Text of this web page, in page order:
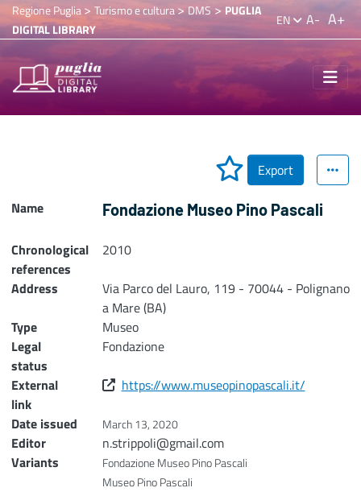
Regione Puglia> Turismo e cultura>DMS > PUGLIA
DIGITAL LIBRARY
EN A- A+
Export
Name
Fondazione Museo Pino Pascali
Chronological
references
2010
Address
Via Parco del Lauro, 119 - 70044 - Polignano
a Mare (BA)
Type
Museo
Legal
status
Fondazione
External
link
https://www.museopinopascali.it/
Date issued
March 13, 2020
Editor
n.strippoli@gmail.com
Variants
Fondazione Museo Pino Pascali
Museo Pino Pascali